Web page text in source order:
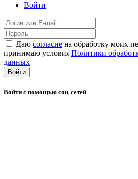
Войти
Даю согласие на обработку моих
принимаю условия Политики
данных
Войти
Войти с помощью соц. сетей